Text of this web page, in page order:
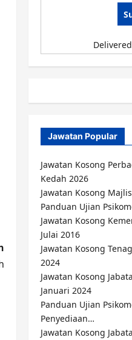
Jawatan Popular
Jawatan Kosong
Kedah 2026
Jawatan Kosong
Panduan Ujian
Jawatan Kosong
Julai 2016
Jawatan Kosong
2024
Jawatan Kosong
Januari 2024
Panduan Ujian
Penyediaan…
Jawatan Kosong